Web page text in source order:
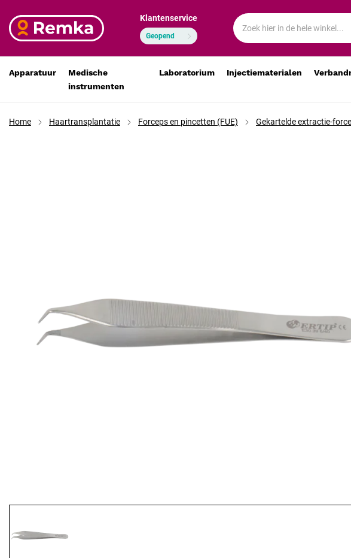
Klantenservice
Geopend
Apparatuur
Medische
instrumenten
Laboratorium Injectiematerialen
Home Haartransplantatie Forceps en pincetten (FUE) Gekartelde extractie-
Gekartelde extractie-forceps 8 mm 55°
€ 68,85
€ 56,90